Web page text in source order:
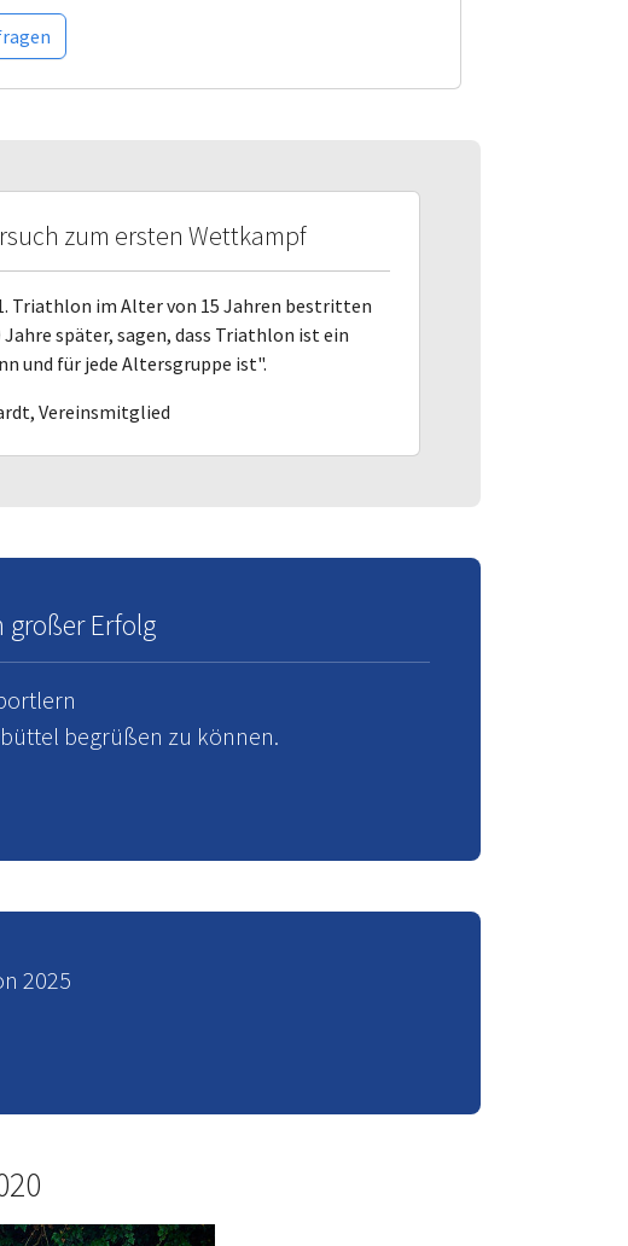
zum ersten Wettkampf
Triathlon im Alter von 15 Jahren bestritten
Jahre später, sagen, dass Triathlon ist ein
und für jede Altersgruppe ist".
Vereinsmitglied
großer Erfolg
begrüßen zu können.
2025